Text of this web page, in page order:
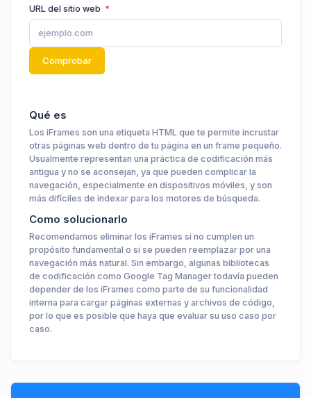
URL del sitio web
Comprobar
Qué es
Los iFrames son una etiqueta HTML que te permite incrustar
otras páginas web dentro de tu página en un frame pequeño.
Usualmente representan una práctica de codificación más
antigua y no se aconsejan, ya que pueden complicar la
navegación, especialmente en dispositivos móviles, y son
más difíciles de indexar para los motores de búsqueda.
Como solucionarlo
Recomendamos eliminar los iFrames si no cumplen un
propósito fundamental o si se pueden reemplazar por una
navegación más natural. Sin embargo, algunas bibliotecas
de codificación como Google Tag Manager todavía pueden
depender de los iFrames como parte de su funcionalidad
interna para cargar páginas externas y archivos de código,
por lo que es posible que haya que evaluar su uso caso por
caso.